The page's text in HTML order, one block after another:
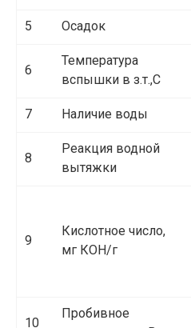
5 Осадок
6
Температура
вспышки в з.т.,С
7 Наличие воды
8
Реакция водной
вытяжки
9
Кислотное число,
мг КОН/г
10
Пробивное